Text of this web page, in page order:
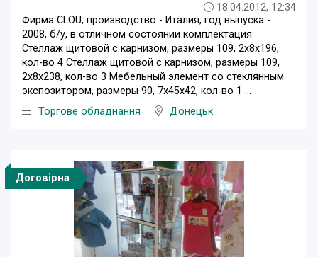
18.04.2012, 12:34
Фирма CLOU, производство - Италия, год выпуска -
2008, б/у, в отличном состоянии комплектация:
Стеллаж щитовой с карнизом, размеры 109, 2х8х196,
кол-во 4 Стеллаж щитовой с карнизом, размеры 109,
2х8х238, кол-во 3 Мебельный элемент со стеклянным
экспозитором, размеры 90, 7х45х42, кол-во 1 ...
Торгове обладнання
Донецьк
Договірна